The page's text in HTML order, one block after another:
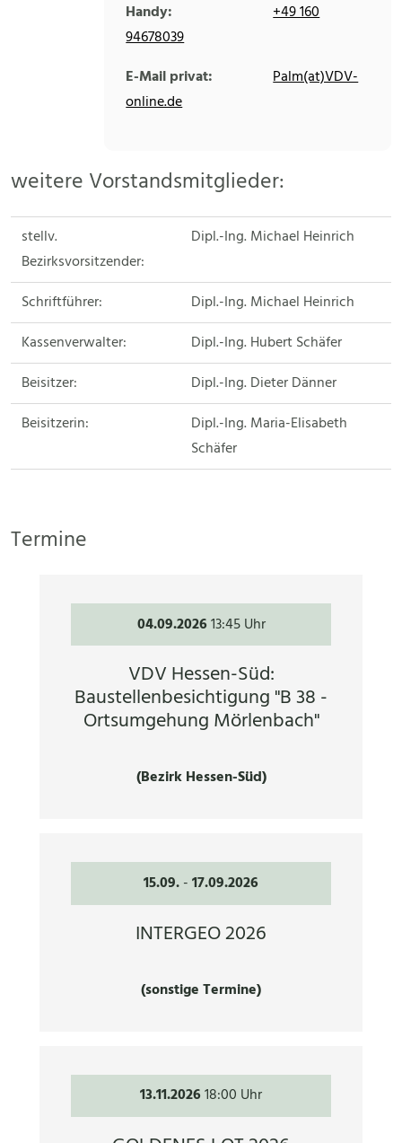
Handy:
+49 160
94678039
E-Mail privat:
Palm(at)VDV-
online.de
weitere Vorstandsmitglieder:
stellv.
Bezirksvorsitzender:
Dipl.-Ing. Michael Heinrich
Schriftführer:
Dipl.-Ing. Michael Heinrich
Kassenverwalter:
Dipl.-Ing. Hubert Schäfer
Beisitzer:
Dipl.-Ing. Dieter Dänner
Beisitzerin:
Dipl.-Ing. Maria-Elisabeth
Schäfer
Termine
04.09.202613:45 Uhr
VDV Hessen-Süd:
Baustellenbesichtigung "B 38 -
Ortsumgehung Mörlenbach"
(Bezirk Hessen-Süd)
15.09.-17.09.2026
INTERGEO 2026
(sonstige Termine)
13.11.202618:00 Uhr